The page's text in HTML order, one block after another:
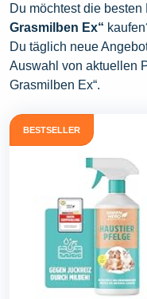
Du möchtest die
Grasmilben Ex“
Du täglich neue
Auswahl von aktuellen
Grasmilben Ex“.
BESTSELLER